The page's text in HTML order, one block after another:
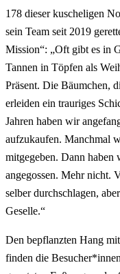
178 dieser kuscheligen
sein Team seit 2019
Mission“: „Oft gibt es in
Tannen in Töpfen als
Präsent. Die Bäumchen,
erleiden ein trauriges
Jahren haben wir
aufzukaufen. Manchmal
mitgegeben. Dann haben
angegossen. Mehr nicht.
selber durchschlagen,
Geselle.“
Den bepflanzten Hang
finden die